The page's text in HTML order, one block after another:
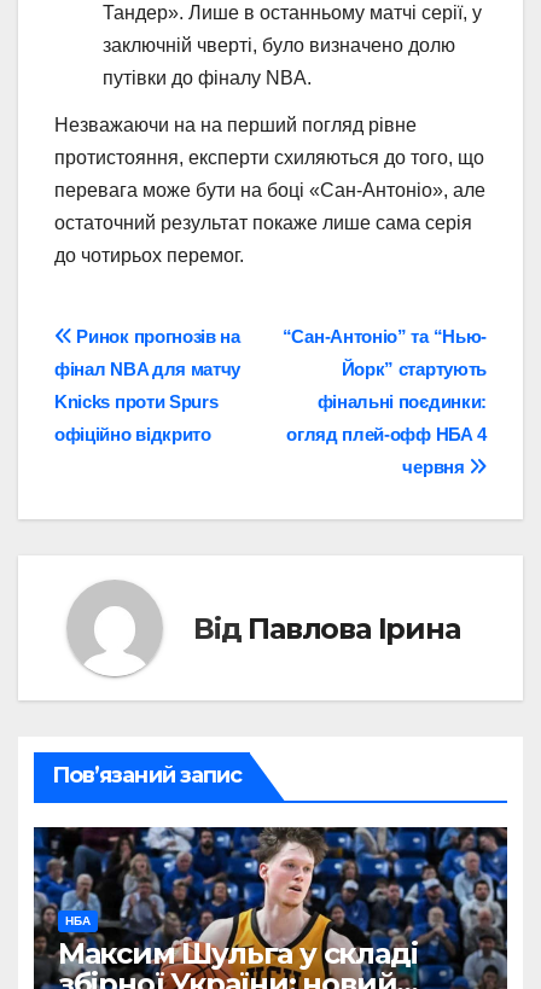
Тандер». Лише в останньому матчі серії, у
заключній чверті, було визначено долю
путівки до фіналу NBA.
Незважаючи на на перший погляд рівне
протистояння, експерти схиляються до того, що
перевага може бути на боці «Сан-Антоніо», але
остаточний результат покаже лише сама серія
до чотирьох перемог.
Навігація
записів
“Сан-Антоніо” та “Нью-
Йорк” стартують
фінальні поєдинки:
огляд плей-офф НБА 4
червня
Ринок прогнозів на
фінал NBA для матчу
Knicks проти Spurs
офіційно відкрито
Від Павлова Ірина
Пов’язаний запис
НБА
Максим Шульга у складі